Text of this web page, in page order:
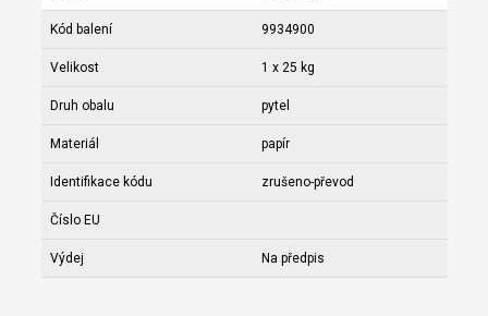
Kód balení 9934900
Velikost 1 x 25 kg
Druh obalu pytel
Materiál papír
Identifikace kódu zrušeno-převod
Číslo EU
Výdej Na předpis